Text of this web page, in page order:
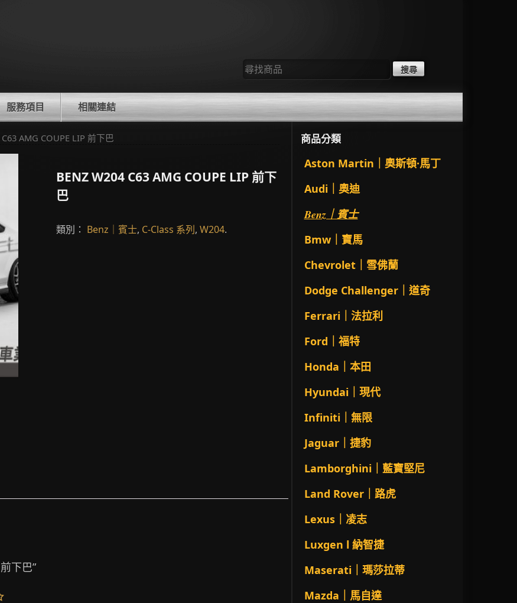
尋
找：
服務項目 相關連結
AMG COUPE LIP 前下巴
BENZ W204 C63 AMG COUPE LIP 前下
巴
類別： Benz｜賓士, C-Class 系列, W204.
下巴”
商品分類
Aston Martin｜奧斯頓·馬丁
Audi｜奧迪
Benz｜賓士
Bmw｜寶馬
Chevrolet｜雪佛蘭
Dodge Challenger｜道奇
Ferrari｜法拉利
Ford｜福特
Honda｜本田
Hyundai｜現代
Infiniti｜無限
Jaguar｜捷豹
Lamborghini｜藍寶堅尼
Land Rover｜路虎
Lexus｜凌志
Luxgen l 納智捷
Maserati｜瑪莎拉蒂
Mazda｜馬自達